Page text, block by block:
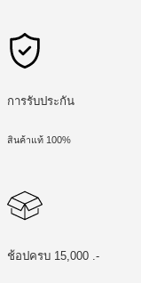
การรับประกัน
สินค้าแท้ 100%
ช้อปครบ 15,000 .-